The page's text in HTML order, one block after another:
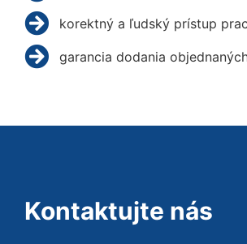
korektný a ľudský prístup
garancia dodania
Kontaktujte nás